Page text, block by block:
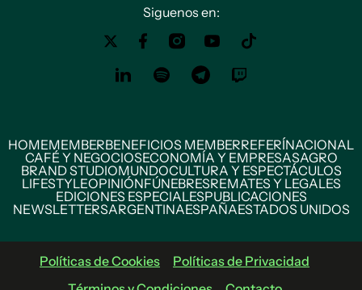
Siguenos en:
HOMEMEMBERBENEFICIOS MEMBERREFERÍNACIONAL
CAFÉ Y NEGOCIOSECONOMÍA Y EMPRESASAGRO
BRAND STUDIOMUNDOCULTURA Y ESPECTÁCULOS
LIFESTYLEOPINIÓNFÚNEBRESREMATES Y LEGALES
EDICIONES ESPECIALESPUBLICACIONES
NEWSLETTERSARGENTINAESPAÑAESTADOS UNIDOS
Políticas de Cookies
Políticas de Privacidad